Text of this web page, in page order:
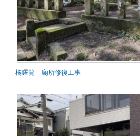
橘曙覧 廟所修復工事